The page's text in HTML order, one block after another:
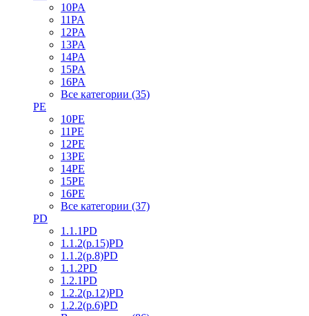
10PA
11PA
12PA
13PA
14PA
15PA
16PA
Все категории (35)
PE
10PE
11PE
12PE
13PE
14PE
15PE
16PE
Все категории (37)
PD
1.1.1PD
1.1.2(р.15)PD
1.1.2(р.8)PD
1.1.2PD
1.2.1PD
1.2.2(р.12)PD
1.2.2(р.6)PD